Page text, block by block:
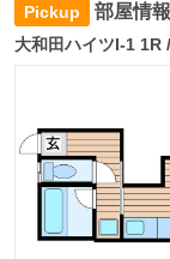
部屋情報
大和田ハイツI-1 1R